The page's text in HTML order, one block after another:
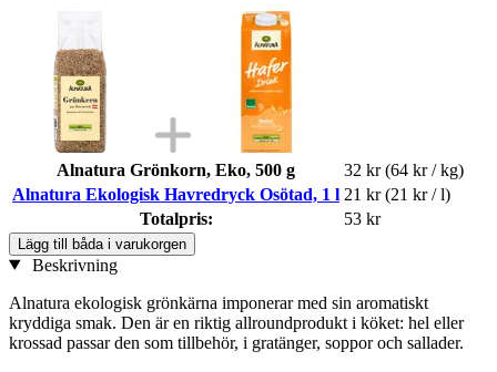
Alnatura Grönkorn, Eko, 500 g 32 kr (64 kr / kg)
Alnatura Ekologisk Havredryck Osötad, 1 l 21 kr (21 kr / l)
Totalpris:
53 kr
Lägg till båda i varukorgen
Beskrivning
Alnatura ekologisk grönkärna imponerar med sin aromatiskt
kryddiga smak. Den är en riktig allroundprodukt i köket: hel eller
krossad passar den som tillbehör, i gratänger, soppor och sallader.